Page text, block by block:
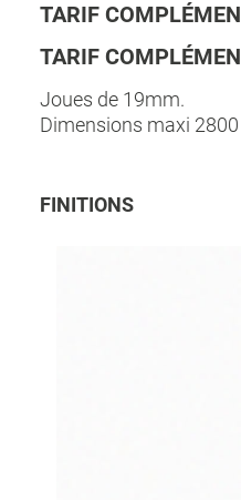
TARIF
TARIF
Joues de 19mm.
Dimensions maxi
FINITIONS